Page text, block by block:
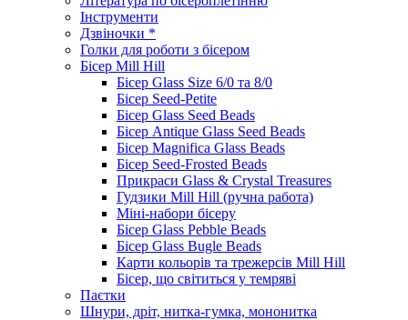
Інструменти
Дзвіночки *
Голки для роботи з бісером
Бісер Mill Hill
Бісер Glass Size 6/0 та 8/0
Бісер Seed-Petite
Бісер Glass Seed Beads
Бісер Antique Glass Seed Beads
Бісер Magnifica Glass Beads
Бісер Seed-Frosted Beads
Прикраси Glass & Crystal Treasures
Гудзики Mill Hill (ручна работа)
Міні-набори бісеру
Бісер Glass Pebble Beads
Бісер Glass Bugle Beads
Карти кольорів та трежерсів Mill Hill
Бісер, що світиться у темряві
Паєтки
Шнури, дріт, нитка-гумка, мононитка